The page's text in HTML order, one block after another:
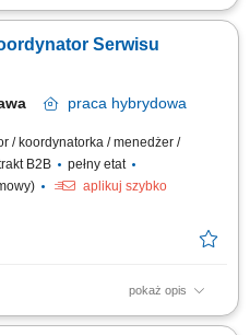
będzie odpowiedzialna za
w siedzibie firmy - Adamów
Zakres obowiązków
Serwisu
praca hybrydowa
/ koordynatorka / menedżer /
B2B
pełny etat
aplikuj szybko
pokaż opis
zgłoszeń technicznych,